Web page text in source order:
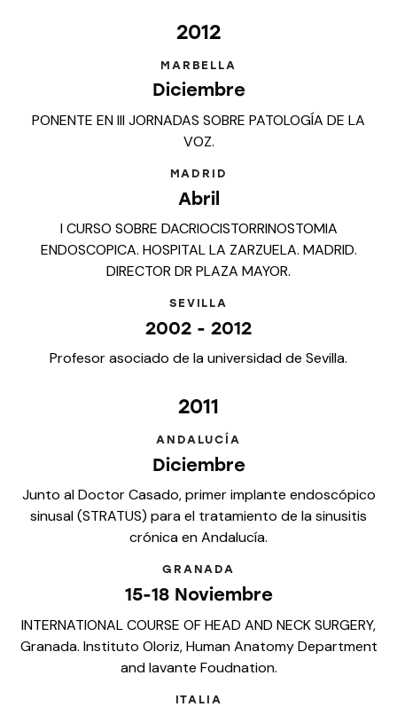
2012
MARBELLA
Diciembre
PONENTE EN III JORNADAS SOBRE PATOLOGÍA DE LA
VOZ.
MADRID
Abril
I CURSO SOBRE DACRIOCISTORRINOSTOMIA
ENDOSCOPICA. HOSPITAL LA ZARZUELA. MADRID.
DIRECTOR DR PLAZA MAYOR.
SEVILLA
2002 - 2012
Profesor asociado de la universidad de Sevilla.
2011
ANDALUCÍA
Diciembre
Junto al Doctor Casado, primer implante endoscópico
sinusal (STRATUS) para el tratamiento de la sinusitis
crónica en Andalucía.
GRANADA
15-18 Noviembre
INTERNATIONAL COURSE OF HEAD AND NECK SURGERY,
Granada. Instituto Oloriz, Human Anatomy Department
and Iavante Foudnation.
ITALIA